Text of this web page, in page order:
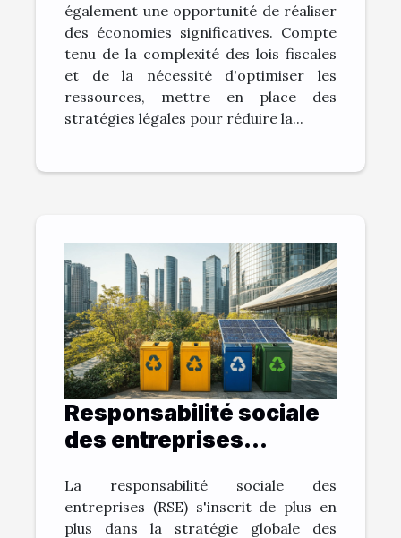
également une opportunité de réaliser
des économies significatives. Compte
tenu de la complexité des lois fiscales
et de la nécessité d'optimiser les
ressources, mettre en place des
stratégies légales pour réduire la...
Responsabilité sociale
des entreprises
juridique influence
l'innovation
La responsabilité sociale des
entreprises (RSE) s'inscrit de plus en
plus dans la stratégie globale des